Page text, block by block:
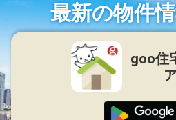
最新の物件
goo住